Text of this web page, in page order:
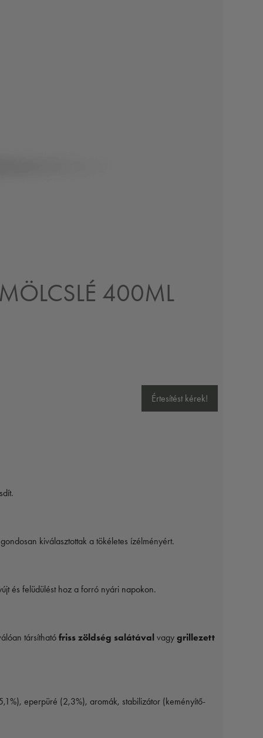
400ML
Értesítést kérek!
kiválasztottak a tökéletes ízélményért.
és felüdülést hoz a forró nyári napokon.
társítható friss zöldség salátával vagy grillezett
eperpüré (2,3%), aromák, stabilizátor (keményítő-